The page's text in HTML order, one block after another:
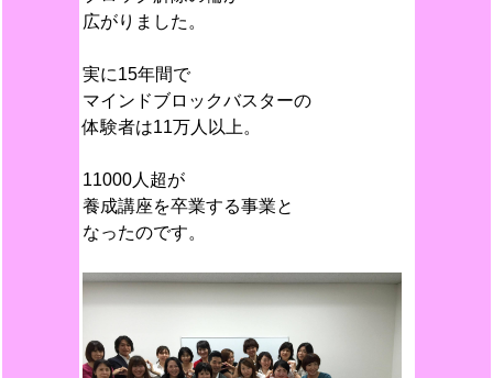
広がりました。
実に15年間で
マインドブロックバスターの
体験者は11万人以上。
11000人超が
養成講座を卒業する事業と
なったのです。